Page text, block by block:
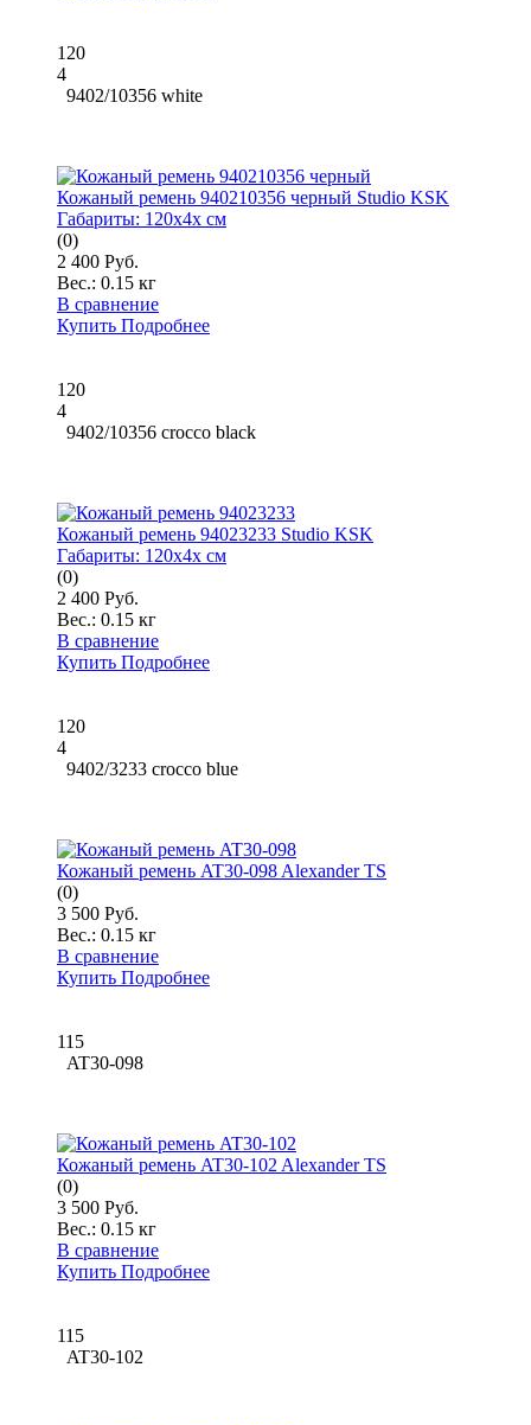
120
4
9402/10356 white
Кожаный ремень 940210356 черный Studio KSK
Габариты: 120x4x см
(0)
2 400 Руб.
Вес.: 0.15 кг
В сравнение
Купить Подробнее
120
4
9402/10356 crocco black
Кожаный ремень 94023233 Studio KSK
Габариты: 120x4x см
(0)
2 400 Руб.
Вес.: 0.15 кг
В сравнение
Купить Подробнее
120
4
9402/3233 crocco blue
Кожаный ремень AT30-098 Alexander TS
(0)
3 500 Руб.
Вес.: 0.15 кг
В сравнение
Купить Подробнее
115
AT30-098
Кожаный ремень AT30-102 Alexander TS
(0)
3 500 Руб.
Вес.: 0.15 кг
В сравнение
Купить Подробнее
115
AT30-102